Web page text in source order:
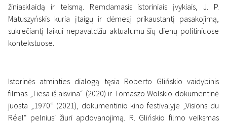
žiniasklaidą ir teismą. Remdamasis istoriniais įvykiais, J. P.
Matuszyńskis kuria įtaigų ir dėmesį prikaustantį pasakojimą,
sukrečiantį laikui nepavaldžiu aktualumu šių dienų politiniuose
kontekstuose.
Istorinės atminties dialogą tęsia Roberto Glińskio vaidybinis
filmas „Tiesa išlaisvina“ (2020) ir Tomaszo Wolskio dokumentinė
juosta „1970“ (2021), dokumentinio kino festivalyje „Visions du
Réel“ pelniusi žiuri apdovanojimą. R. Glińskio filmo veiksmas